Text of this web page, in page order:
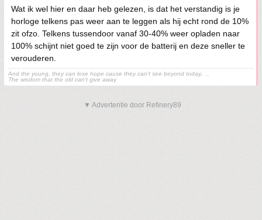
Wat ik wel hier en daar heb gelezen, is dat het verstandig is je
horloge telkens pas weer aan te leggen als hij echt rond de 10%
zit ofzo. Telkens tussendoor vanaf 30-40% weer opladen naar
100% schijnt niet goed te zijn voor de batterij en deze sneller te
verouderen.
And the young, they can lose hope cause they can't see beyond today,. ..
The wisdom that the old can't give away
▼ Advertentie door Refinery89